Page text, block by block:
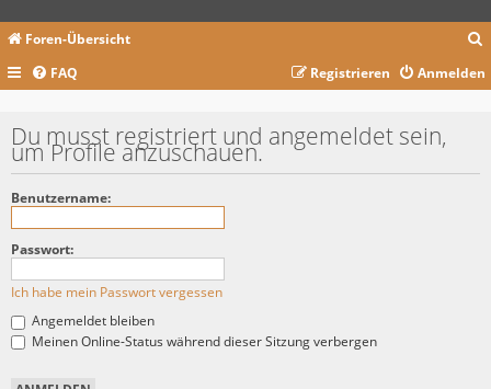
Foren-Übersicht
c
FAQ Anmelden
Registrieren
Du musst registriert und angemeldet sein,
um Profile anzuschauen.
Benutzername:
Passwort:
Ich habe mein Passwort vergessen
Angemeldet bleiben
Meinen Online-Status während dieser Sitzung verbergen